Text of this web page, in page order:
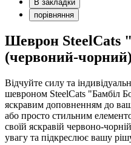
В закладки
порівняння
Шеврон SteelCats
(червоний-
Відчуйте силу та
шевроном SteelCats "Бамбіл
яскравим доповненням до
або просто стильним
своїй яскравій червоно-
увагу та підкреслює вашу